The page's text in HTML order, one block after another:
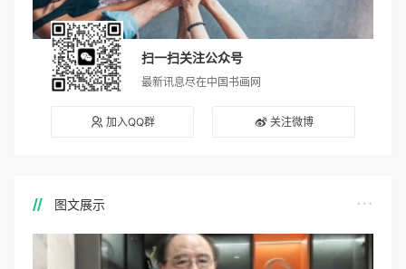
扫一扫关注公众号
最新讯息尽在中国书画网
加入QQ群 关注微博
图文展示